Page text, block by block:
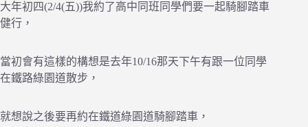
大年初四(2/4(五))我約了高中同班同學們要一起騎腳踏車
健行，
當初會有這樣的構想是去年10/16那天下午有跟一位同學
在鐵路綠園道散步，
就想說之後要再約在鐵道綠園道騎腳踏車，